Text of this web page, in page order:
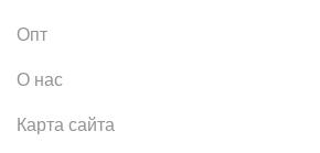
Опт
О нас
Карта сайта